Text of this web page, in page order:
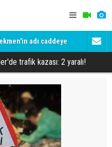
adı caddeye
Gözaltına
trafik kazası: 2 yaralı!